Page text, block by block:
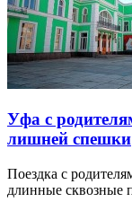
Уфа с
лишней спешки
Поездка с
длинные сквозные